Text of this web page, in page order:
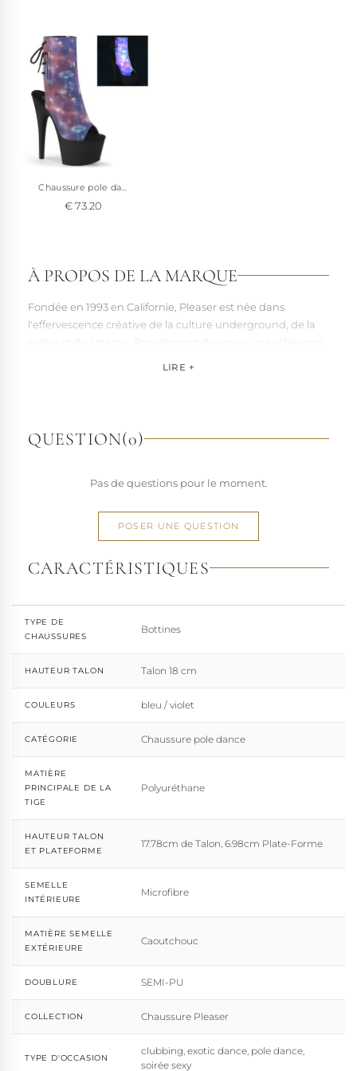
Recommandation :
Pour un ajustement optimal, comparez vos
mesures avec nos tableaux détaillés en bas de page.
Voir à 360°
Chaussure pole da...
€ 73.20
À PROPOS DE LA MARQUE
Fondée en 1993 en Californie, Pleaser est née dans
l'effervescence créative de la culture underground, de la
elle a étendu son savoir-faire à d'autres univers. Pleaser est
aujourd'hui distribuée dans 110 pays.
de la mode, Pleaser propose des collections ultra féminines
une large gamme de pointures. Parce qu'un style ne
devrait jamais se réduire à une question de centimètres, la
marque défend une idée simple : permettre à chacun
d'exprimer, sans contrainte, qui il veut être.
LIRE +
QUESTION(0)
Pas de questions pour le moment.
POSER UNE QUESTION
CARACTÉRISTIQUES
TYPE DE
CHAUSSURES
Bottines
HAUTEUR TALON Talon 18 cm
COULEURS bleu / violet
CATÉGORIE Chaussure pole dance
MATIÈRE
PRINCIPALE DE LA
TIGE
Polyuréthane
HAUTEUR TALON
ET PLATEFORME
17.78cm de Talon, 6.98cm Plate-Forme
SEMELLE
INTÉRIEURE
Microfibre
MATIÈRE SEMELLE
EXTÉRIEURE
Caoutchouc
DOUBLURE SEMI-PU
COLLECTION Chaussure Pleaser
TYPE D'OCCASION
clubbing, exotic dance, pole dance,
soirée sexy